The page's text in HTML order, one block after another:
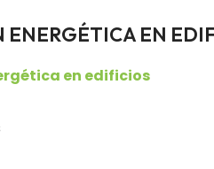
EN
en edificios